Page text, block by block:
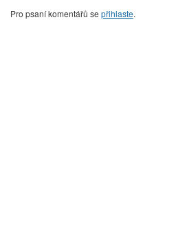
Pro psaní komentářů se přihlaste.